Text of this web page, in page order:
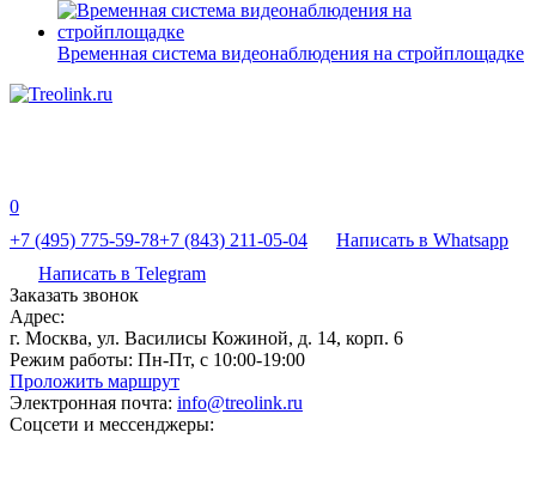
Временная система видеонаблюдения на стройплощадке
0
+7 (495) 775-59-78+7 (843) 211-05-04
Написать в Whatsapp
Написать в Telegram
Заказать звонок
Адрес:
г. Москва, ул. Василисы Кожиной, д. 14, корп. 6
Режим работы: Пн-Пт, с 10:00-19:00
Проложить маршрут
Электронная почта: info@treolink.ru
Соцсети и мессенджеры: